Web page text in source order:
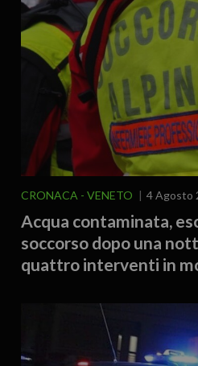
CRONACA VENETO 4 Agosto
Acqua contaminata,
soccorso dopo una
quattro interventi in